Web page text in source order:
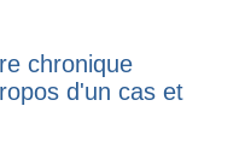
chronique
d'un cas et